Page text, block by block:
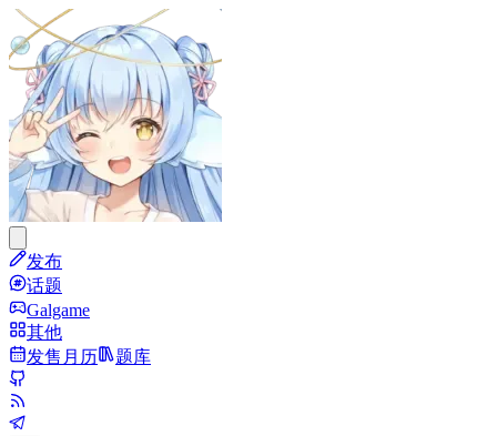
发布
话题
Galgame
其他
发售月历
题库